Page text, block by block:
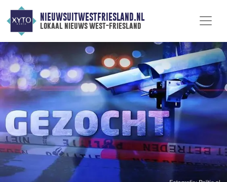
NIEUWSUITWESTFRIESLAND.NL
lokaal nieuws west-friesland